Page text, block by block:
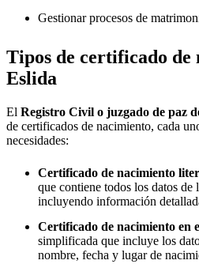
Gestionar procesos de
Tipos de certificado de
Eslida
El Registro Civil o juzgado de paz
de certificados de nacimiento, cada
necesidades:
Certificado de nacimiento
que contiene todos los datos
incluyendo información
Certificado de nacimiento en
simplificada que incluye los
nombre, fecha y lugar de